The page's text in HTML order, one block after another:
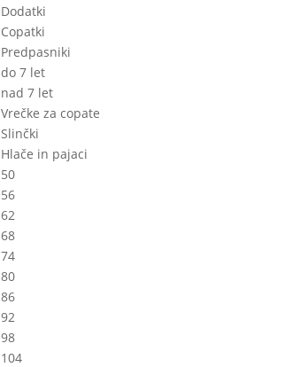
Dodatki
Copatki
Predpasniki
do 7 let
nad 7 let
Vrečke za copate
Slinčki
Hlače in pajaci
50
56
62
68
74
80
86
92
98
104